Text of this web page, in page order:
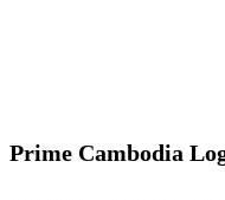
Prime Cambodia